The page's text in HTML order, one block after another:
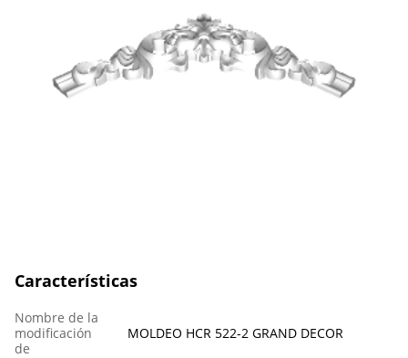
Características
Nombre de la
modificación
de
MOLDEO HCR 522-2 GRAND DECOR